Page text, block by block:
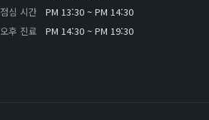
점심 시간
PM 13:30 ~ PM 14:30
오후 진료
PM 14:30 ~ PM 19:30